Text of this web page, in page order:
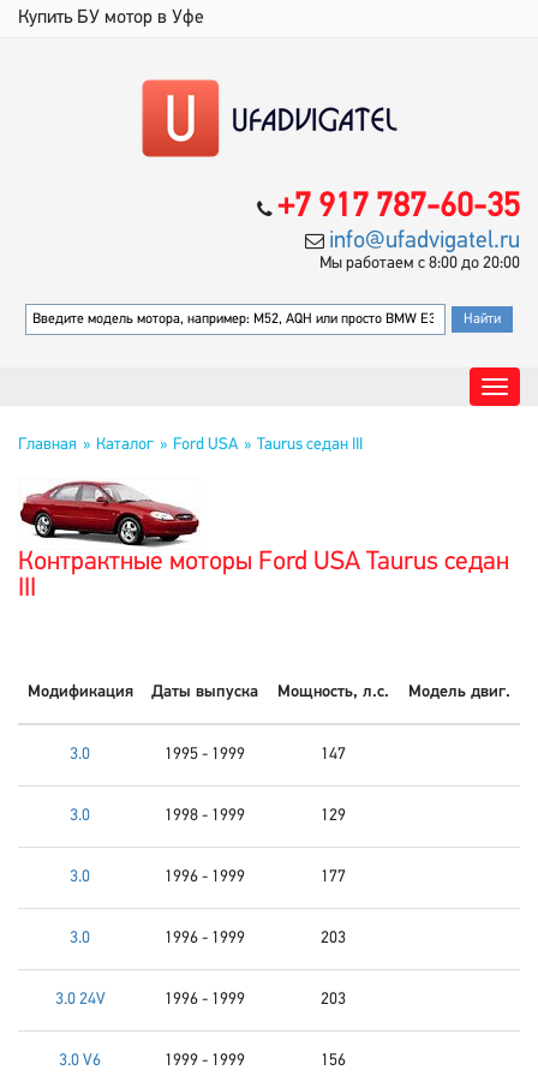
Купить БУ мотор в Уфе
+7 917 787-60-35
info@ufadvigatel.ru
Мы работаем с 8:00 до 20:00
Главная Каталог Ford USA Taurus седан III
Контрактные моторы Ford USA Taurus седан
III
Модификация Даты выпуска Мощность, л.с. Модель двиг.
3.0 1995 - 1999 147
3.0 1998 - 1999 129
3.0 1996 - 1999 177
3.0 1996 - 1999 203
3.0 24V 1996 - 1999 203
3.0 V6 1999 - 1999 156